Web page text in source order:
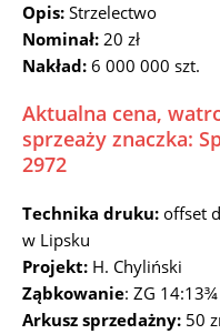
Opis: Strzelectwo
Nominał: 20 zł
Nakład: 6 000 000 szt.
Aktualna cena,
sprzeaży znaczka:
2972
Technika druku: offset
w Lipsku
Projekt: H. Chyliński
Ząbkowanie: ZG 14:13¾
Arkusz sprzedażny: 50